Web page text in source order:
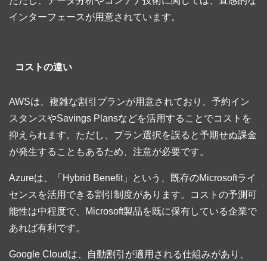
インターフェースが用意されています。
コストの違い
AWSは、複雑な割引プランが用意されており、予約イン
スタンスやSavings Plansなどを活用することでコストを
抑えられます。ただし、プラン選択を誤ると予期せぬ課金
が発生することもあるため、注意が必要です。
Azureは、「Hybrid Benefit」という、既存のMicrosoftライ
センスを活用できる割引制度があります。コストの予測可
能性は中程度で、Microsoft製品を既に保有している企業で
あれば有利です。
Google Cloudは、自動割引が適用される仕組みがあり、